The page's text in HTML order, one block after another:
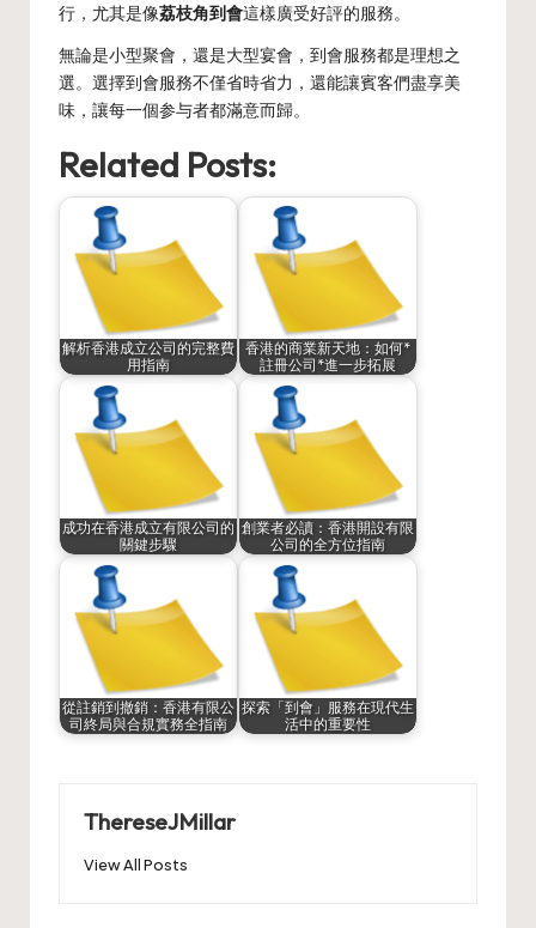
行，尤其是像荔枝角到會這樣廣受好評的服務。
無論是小型聚會，還是大型宴會，到會服務都是理想之
選。選擇到會服務不僅省時省力，還能讓賓客們盡享美
味，讓每一個参与者都滿意而歸。
Related Posts:
解析香港成立公司的完整費
用指南
香港的商業新天地：如何*
註冊公司*進一步拓展
成功在香港成立有限公司的
關鍵步驟
創業者必讀：香港開設有限
公司的全方位指南
從註銷到撤銷：香港有限公
司終局與合規實務全指南
探索「到會」服務在現代生
活中的重要性
ThereseJMillar
View All Posts